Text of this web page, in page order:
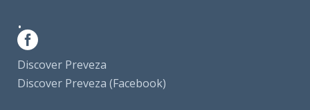
.
Discover Preveza
Discover Preveza (Facebook)